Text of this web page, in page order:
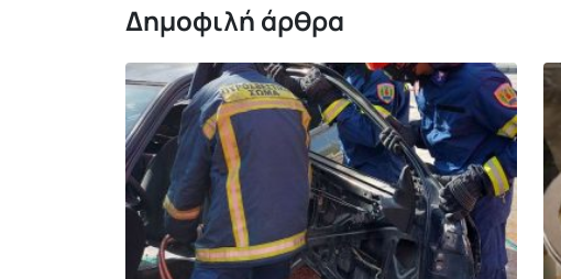
Δημοφιλή άρθρα